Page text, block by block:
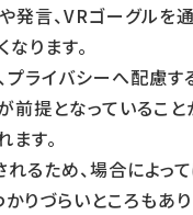
や発言、VRゴーグル
ります。
ライバシーへ配慮す
前提となっているこ
す。
れるため、場合によ
りづらいところもあり